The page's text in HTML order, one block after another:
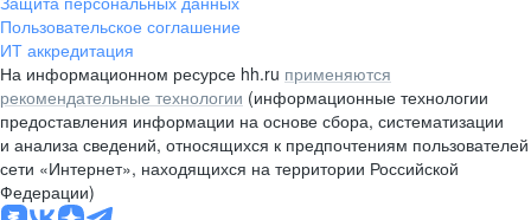
Пользовательское соглашение
ИТ аккредитация
На информационном ресурсе hh.ru применяются
рекомендательные технологии (информационные технологии
предоставления информации на основе сбора, систематизации
и анализа сведений, относящихся к предпочтениям пользователей
сети «Интернет», находящихся на территории Российской
Федерации)